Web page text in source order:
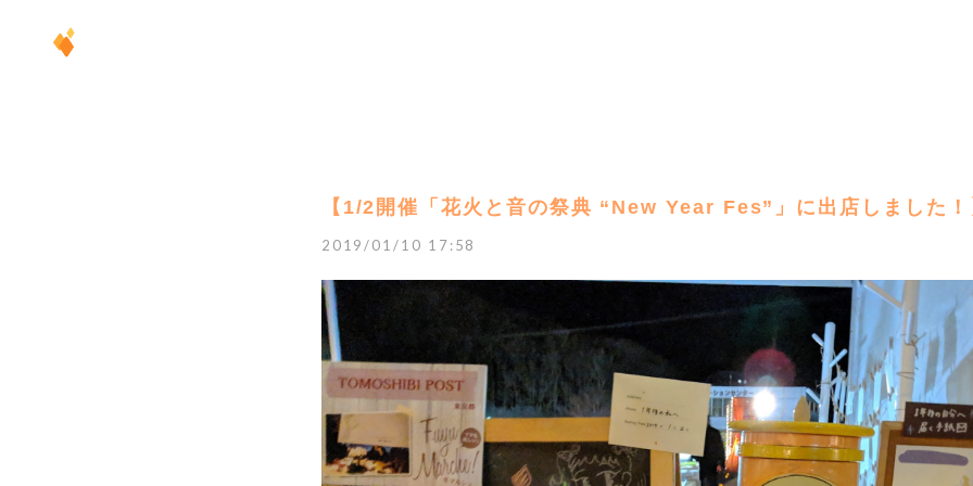
【1/2開催「花火と音の祭典 “New Year Fes”」に出店しました！
2019/01/10 17:58